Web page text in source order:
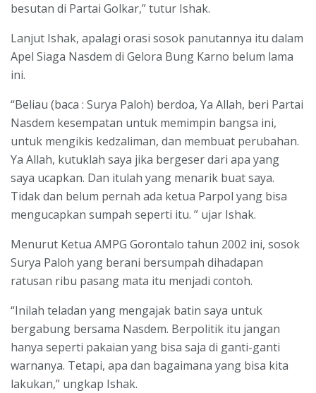
besutan di Partai Golkar,” tutur Ishak.
Lanjut Ishak, apalagi orasi sosok panutannya itu dalam
Apel Siaga Nasdem di Gelora Bung Karno belum lama
ini.
“Beliau (baca : Surya Paloh) berdoa, Ya Allah, beri Partai
Nasdem kesempatan untuk memimpin bangsa ini,
untuk mengikis kedzaliman, dan membuat perubahan.
Ya Allah, kutuklah saya jika bergeser dari apa yang
saya ucapkan. Dan itulah yang menarik buat saya.
Tidak dan belum pernah ada ketua Parpol yang bisa
mengucapkan sumpah seperti itu. ” ujar Ishak.
Menurut Ketua AMPG Gorontalo tahun 2002 ini, sosok
Surya Paloh yang berani bersumpah dihadapan
ratusan ribu pasang mata itu menjadi contoh.
“Inilah teladan yang mengajak batin saya untuk
bergabung bersama Nasdem. Berpolitik itu jangan
hanya seperti pakaian yang bisa saja di ganti-ganti
warnanya. Tetapi, apa dan bagaimana yang bisa kita
lakukan,” ungkap Ishak.